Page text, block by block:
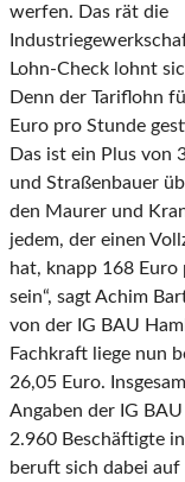
werfen. Das rät die
Lohn-Check lohnt
Denn der Tariflohn
Euro pro Stunde
Das ist ein Plus von
und Straßenbauer
den Maurer und
jedem, der einen
hat, knapp 168
sein“, sagt Achim
von der IG BAU
Fachkraft liege nun
26,05 Euro.
Angaben der IG
2.960 Beschäftigte
beruft sich dabei auf